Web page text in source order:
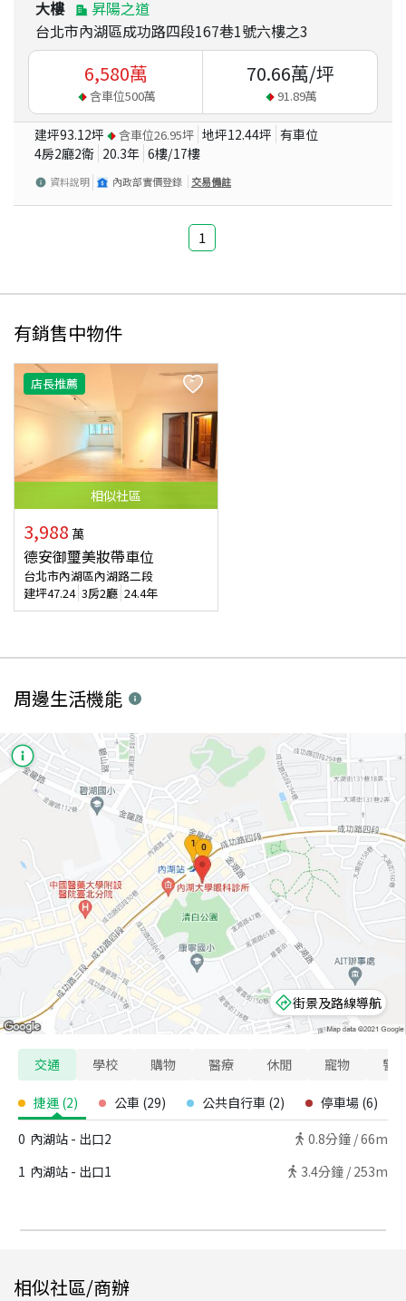
大樓
昇陽之道
台北市內湖區成功路四段167巷1號六樓之3
6,580萬
含車位500萬
70.66萬/坪
91.89萬
建坪93.12坪 含車位26.95坪 地坪12.44坪 有車位
4房2廳2衛 20.3年 6樓/17樓
資料說明 內政部實價登錄 交易備註
1
有銷售中物件
店長推薦
相似社區
3,988 萬
德安御璽美妝帶車位
台北市內湖區內湖路二段
建坪47.24 3房2廳 24.4年
周邊生活機能
街景及路線導航
交通 學校 購物 醫療 休閒 寵物 警
捷運 (2) 公車 (29) 公共自行車 (2) 停車場 (6)
0 內湖站 - 出口2 0.8分鐘 /66m
1 內湖站 - 出口1 3.4分鐘 / 253m
相似社區/商辦